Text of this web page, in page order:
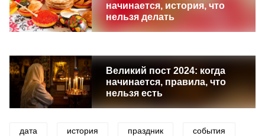
начинается, история, что
нельзя делать
Великий пост 2024: когда
начинается, правила, что
нельзя есть
дата история праздник события